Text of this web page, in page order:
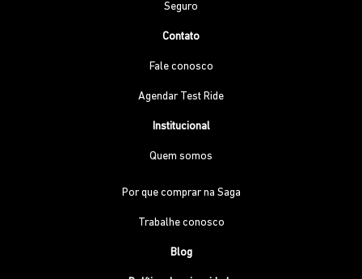
Seguro
Contato
Fale conosco
Agendar Test Ride
Institucional
Quem somos
Por que comprar na Saga
Trabalhe conosco
Blog